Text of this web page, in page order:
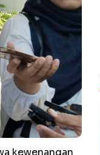
kewenangan